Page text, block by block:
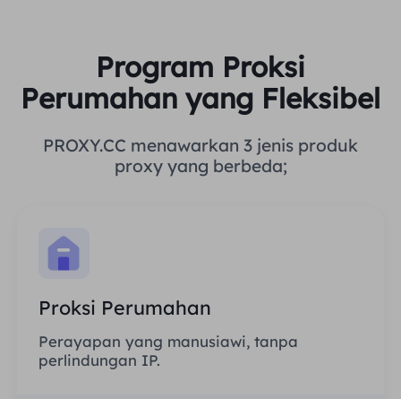
Program Proksi
Perumahan yang Fleksibel
PROXY.CC menawarkan 3 jenis produk
proxy yang berbeda;
Proksi Perumahan
Perayapan yang manusiawi, tanpa
perlindungan IP.